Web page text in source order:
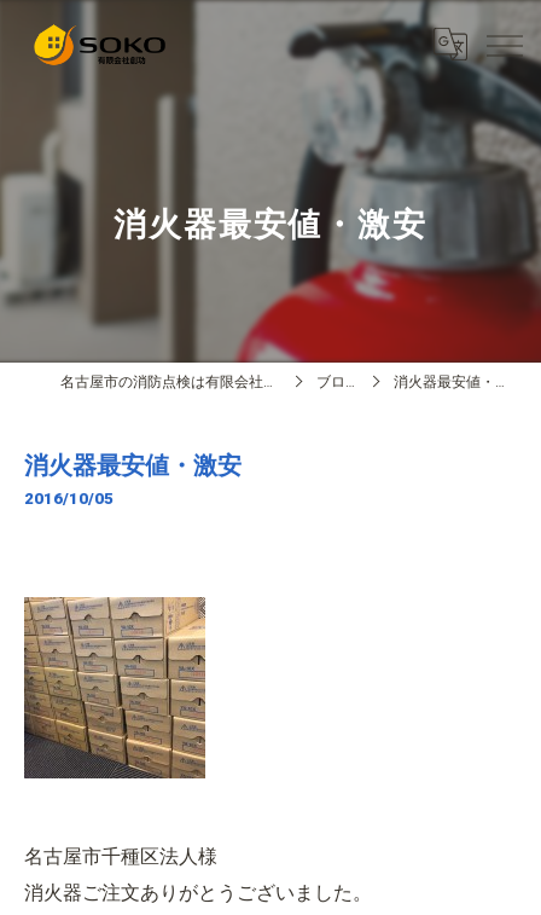
消火器最安値・激安
名古屋市の消防点検は有限会社創功 ブログ 消火器最安値・激安
消火器最安値・激安
2016/10/05
名古屋市千種区法人様
消火器ご注文ありがとうございました。